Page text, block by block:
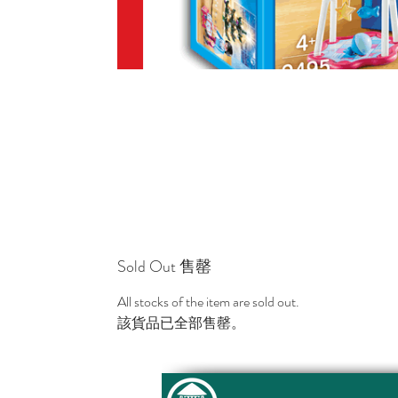
Sold Out 售罄
All stocks of the item are sold out.
該貨品已全部售罄。